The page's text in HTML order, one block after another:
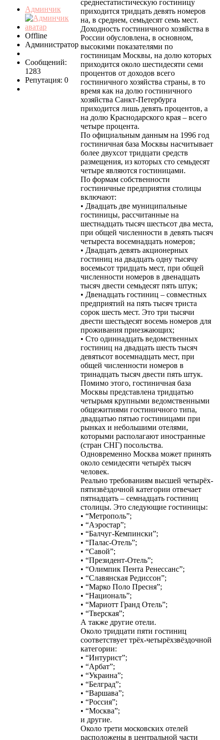
Админчик
Offline
Администратор
Сообщений:
1283
Репутация: 0
среднестатистическую гостиницу
приходится тридцать девять номеров
на, в среднем, семьдесят семь мест.
Доходность гостиничного хозяйства в
России обусловлена, в основном,
высокими показателями по
гостиницам Москвы, на долю которых
приходится около шестидесяти семи
процентов от доходов всего
гостиничного хозяйства страны, в то
время как на долю гостиничного
хозяйства Санкт-Петербурга
приходится лишь девять процентов, а
на долю Краснодарского края – всего
четыре процента.
По официальным данным на 1996 год
гостиничная база Москвы насчитывает
более двухсот тридцати средств
размещения, из которых сто семьдесят
четыре являются гостиницами.
По формам собственности
гостиничные предприятия столицы
включают:
• Двадцать две муниципальные
гостиницы, рассчитанные на
шестнадцать тысяч шестьсот два места,
при общей численности в девять тысяч
четыреста восемнадцать номеров;
• Двадцать девять акционерных
гостиниц на двадцать одну тысячу
восемьсот тридцать мест, при общей
численности номеров в двенадцать
тысяч двести семьдесят пять штук;
• Двенадцать гостиниц – совместных
предприятий на пять тысяч триста
сорок шесть мест. Это три тысячи
двести шестьдесят восемь номеров для
проживания приезжающих;
• Сто одиннадцать ведомственных
гостиниц на двадцать шесть тысяч
девятьсот восемнадцать мест, при
общей численности номеров в
тринадцать тысяч двести пять штук.
Помимо этого, гостиничная база
Москвы представлена тридцатью
четырьмя крупными ведомственными
общежитиями гостиничного типа,
двадцатью пятью гостиницами при
рынках и небольшими отелями,
которыми располагают иностранные
(стран СНГ) посольства.
Одновременно Москва может принять
около семидесяти четырёх тысяч
человек.
Реально требованиям высшей четырёх-
пятизвёздочной категории отвечает
пятнадцать – семнадцать гостиниц
столицы. Это следующие гостиницы:
• “Метрополь”;
• “Аэростар”;
• “Балчуг-Кемпински”;
• “Палас-Отель”;
• “Савой”;
• “Президент-Отель”;
• “Олимпик Пента Ренессанс”;
• “Славянская Редиссон”;
• “Марко Поло Пресня”;
• “Националь”;
• “Мариотт Гранд Отель”;
• “Тверская”;
А также другие отели.
Около тридцати пяти гостиниц
соответствует трёх-четырёхзвёздочной
категории:
• “Интурист”;
• “Арбат”;
• “Украина”;
• “Белград”;
• “Варшава”;
• “Россия”;
• “Москва”;
и другие.
Около трети московских отелей
расположены в центральной части